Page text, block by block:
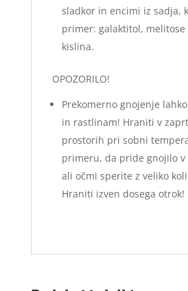
sladkor in encimi iz sadja,
primer: galaktitol, melitose
kislina.
OPOZORILO!
Prekomerno gnojenje
in rastlinam! Hraniti v
prostorih pri sobni
primeru, da pride gnojilo v
ali očmi sperite z veliko
Hraniti izven dosega otrok!